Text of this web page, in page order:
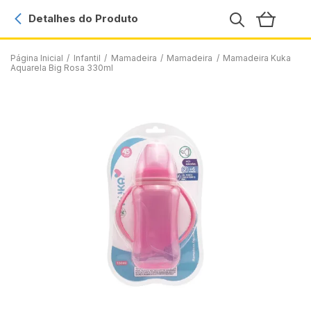
Página Inicial / Infantil / Mamadeira / Mamadeira / Mamadeira Kuka
Aquarela Big Rosa 330ml
Detalhes do Produto